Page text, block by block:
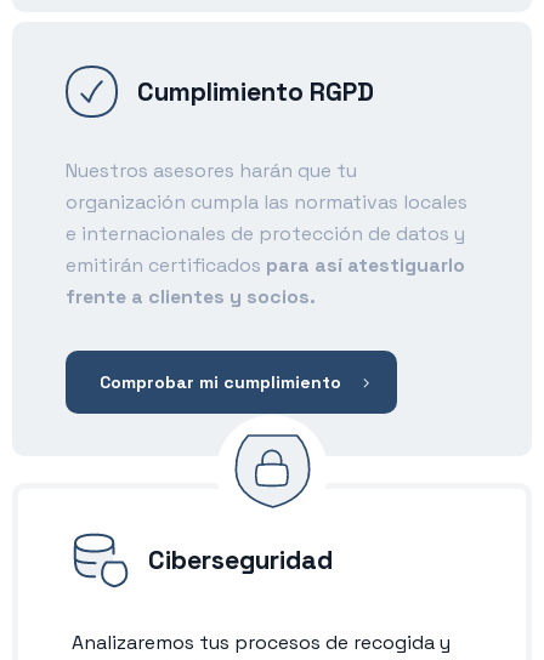
Cumplimiento RGPD
Nuestros asesores harán que tu
organización cumpla las normativas locales
e internacionales de protección de datos y
emitirán certificados para así atestiguarlo
frente a clientes y socios.
Comprobar mi cumplimiento
Ciberseguridad
Analizaremos tus procesos de recogida y